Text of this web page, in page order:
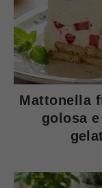
Mattonella
golosa